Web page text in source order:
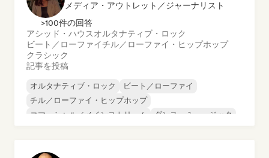
メディア・アウトレット／ジャーナリスト
>100件の回答
アシッド・ハウスオルタナティブ・ロック
ビート／ローファイチル／ローファイ・ヒップホップ
クラシック
記事を投稿
オルタナティブ・ロック
ビート／ローファイ
チル／ローファイ・ヒップホップ
コマーシャル／メインストリーム
ダンス・ミュージック